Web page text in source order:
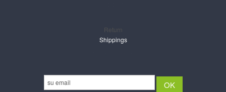
Return
Shippings